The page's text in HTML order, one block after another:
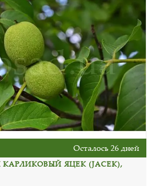
Осталось 26 дней
КАРЛИКОВЫЙ ЯЦЕК (JАСЕK),